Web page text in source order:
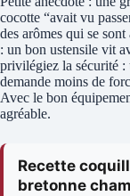
cocotte “avait vu
des arômes qui se
: un bon ustensile vit
privilégiez la sécurité :
demande moins de
Avec le bon
agréable.
Recette
bretonne